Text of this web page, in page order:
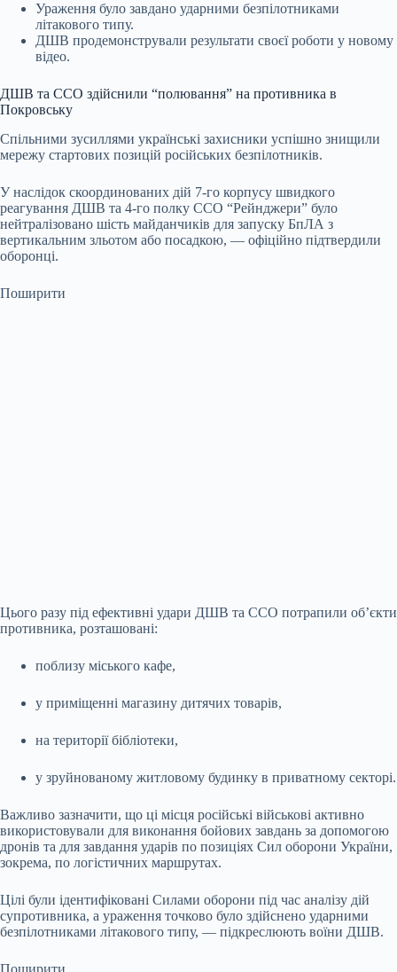
Ураження було завдано ударними безпілотниками
літакового типу.
ДШВ продемонстрували результати своєї роботи у новому
відео.
ДШВ та ССО здійснили “полювання” на противника в
Покровську
Спільними зусиллями українські захисники успішно знищили
мережу стартових позицій російських безпілотників.
У наслідок скоординованих дій 7-го корпусу швидкого
реагування ДШВ та 4-го полку ССО “Рейнджери” було
нейтралізовано шість майданчиків для запуску БпЛА з
вертикальним зльотом або посадкою, — офіційно підтвердили
оборонці.
Поширити
Цього разу під ефективні удари ДШВ та ССО потрапили об’єкти
противника, розташовані:
поблизу міського кафе,
у приміщенні магазину дитячих товарів,
на території бібліотеки,
у зруйнованому житловому будинку в приватному секторі.
Важливо зазначити, що ці місця російські військові активно
використовували для виконання бойових завдань за допомогою
дронів та для завдання ударів по позиціях Сил оборони України,
зокрема, по логістичних маршрутах.
Цілі були ідентифіковані Силами оборони під час аналізу дій
супротивника, а ураження точково було здійснено ударними
безпілотниками літакового типу, — підкреслюють воїни ДШВ.
Поширити